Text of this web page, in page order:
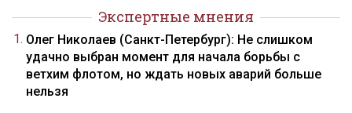
Экспертные мнения
Олег Николаев (Санкт-Петербург): Не слишком
удачно выбран момент для начала борьбы с
ветхим флотом, но ждать новых аварий больше
нельзя